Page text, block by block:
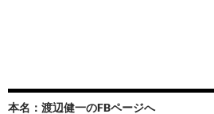
本名：渡辺健一のFBページへ